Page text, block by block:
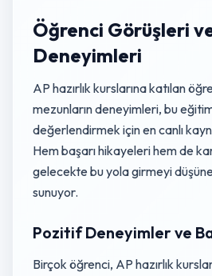
Öğrenci Görüşleri
Deneyimleri
AP hazırlık kurslarına katılan
mezunların deneyimleri, bu
değerlendirmek için en canlı
Hem başarı hikayeleri hem de
gelecekte bu yola girmeyi
sunuyor.
Pozitif Deneyimler ve
Birçok öğrenci, AP hazırlık